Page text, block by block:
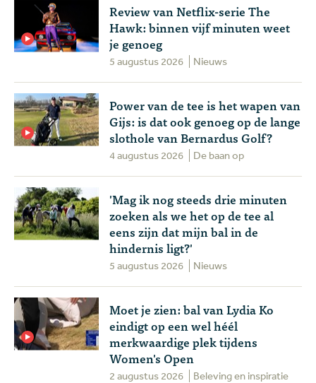
Review van Netflix-serie The
Hawk: binnen vijf minuten weet
je genoeg
5 augustus 2026 Nieuws
Power van de tee is het wapen van
Gijs: is dat ook genoeg op de lange
slothole van Bernardus Golf?
4 augustus 2026 De baan op
'Mag ik nog steeds drie minuten
zoeken als we het op de tee al
eens zijn dat mijn bal in de
hindernis ligt?'
5 augustus 2026 Nieuws
Moet je zien: bal van Lydia Ko
eindigt op een wel héél
merkwaardige plek tijdens
Women's Open
2 augustus 2026 Beleving en inspiratie